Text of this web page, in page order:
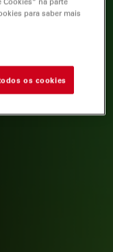
para saber mais
os cookies